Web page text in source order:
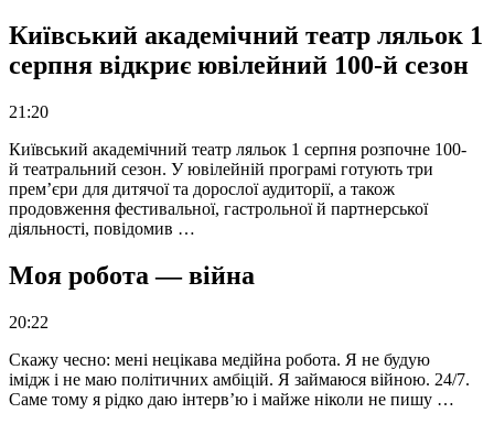
Київський академічний театр ляльок 1
серпня відкриє ювілейний 100-й сезон
21:20
Київський академічний театр ляльок 1 серпня розпочне 100-
й театральний сезон. У ювілейній програмі готують три
прем’єри для дитячої та дорослої аудиторії, а також
продовження фестивальної, гастрольної й партнерської
діяльності, повідомив …
Моя робота — війна
20:22
Скажу чесно: мені нецікава медійна робота. Я не будую
імідж і не маю політичних амбіцій. Я займаюся війною. 24/7.
Саме тому я рідко даю інтерв’ю і майже ніколи не пишу …